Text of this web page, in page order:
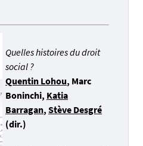
Quelles histoires du droit
social ?
Quentin Lohou, Marc
Boninchi, Katia
Barragan, Stève Desgré
(dir.)